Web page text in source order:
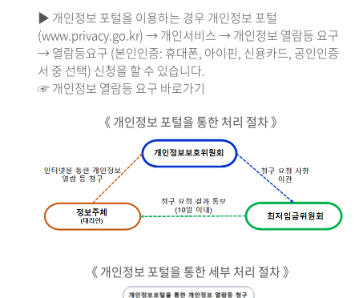
▶ 개인정보 포털을 이용하는 경우 개인정보 포털
(www.privacy.go.kr) → 개인서비스 → 개인정보 열람등 요구
→ 열람등요구 (본인인증: 휴대폰, 아이핀, 신용카드, 공인인증
서 중 선택) 신청을 할 수 있습니다.
☞ 개인정보 열람등 요구 바로가기
《 개인정보 포털을 통한 처리 절차 》
《 개인정보 포털을 통한 세부 처리 절차 》